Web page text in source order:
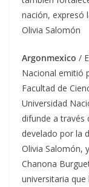
nación, expresó
Olivia Salomón
Argonmexico /
Nacional emitió
Facultad de
Universidad
difunde a través
develado por la
Olivia Salomón,
Chanona
universitaria